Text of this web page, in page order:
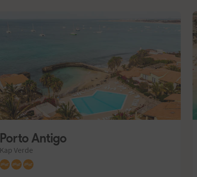
Porto Antigo
Kap Verde